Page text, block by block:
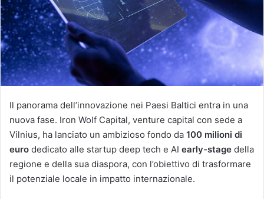
Il panorama dell’innovazione nei Paesi Baltici entra in una
nuova fase. Iron Wolf Capital, venture capital con sede a
Vilnius, ha lanciato un ambizioso fondo da 100 milioni di
euro dedicato alle startup deep tech e AI early-stage della
regione e della sua diaspora, con l’obiettivo di trasformare
il potenziale locale in impatto internazionale.